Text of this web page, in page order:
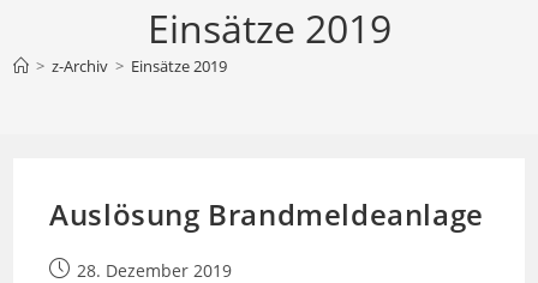
Einsätze 2019
> z-Archiv > Einsätze 2019
Auslösung Brandmeldeanlage
Beitrag28. Dezember 2019